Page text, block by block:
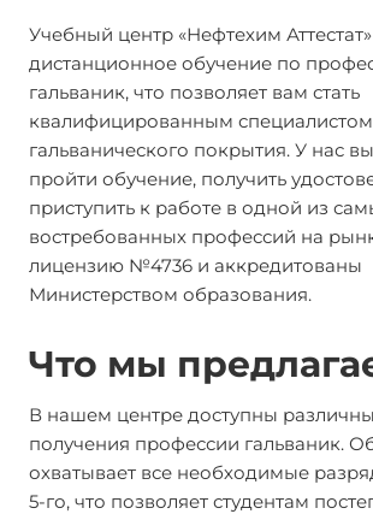
Учебный центр «Нефтехим
дистанционное обучение по
гальваник, что позволяет вам стать
квалифицированным специалистом
гальванического покрытия. У нас
пройти обучение, получить
приступить к работе в одной из
востребованных профессий на
лицензию №4736 и аккредитованы
Министерством образования.
Что мы
В нашем центре доступны
получения профессии гальваник.
охватывает все необходимые
5-го, что позволяет студентам